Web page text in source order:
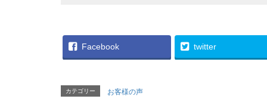
Facebook twitter
カテゴリー お客様の声